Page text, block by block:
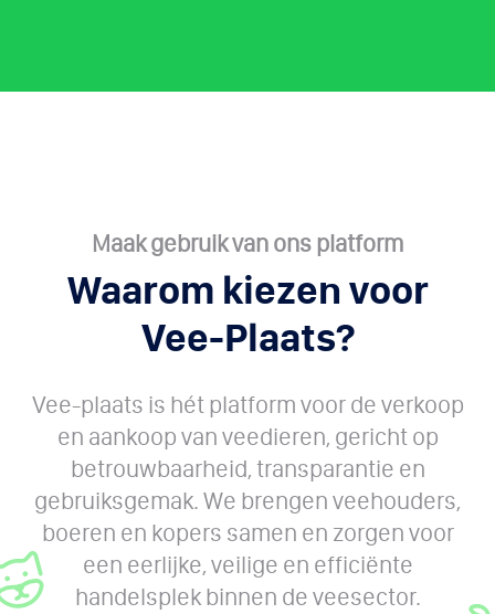
Maak gebruik van ons platform
Waarom kiezen voor
Vee-Plaats?
Vee-plaats is hét platform voor de verkoop
en aankoop van veedieren, gericht op
betrouwbaarheid, transparantie en
gebruiksgemak. We brengen veehouders,
boeren en kopers samen en zorgen voor
een eerlijke, veilige en efficiënte
handelsplek binnen de veesector.